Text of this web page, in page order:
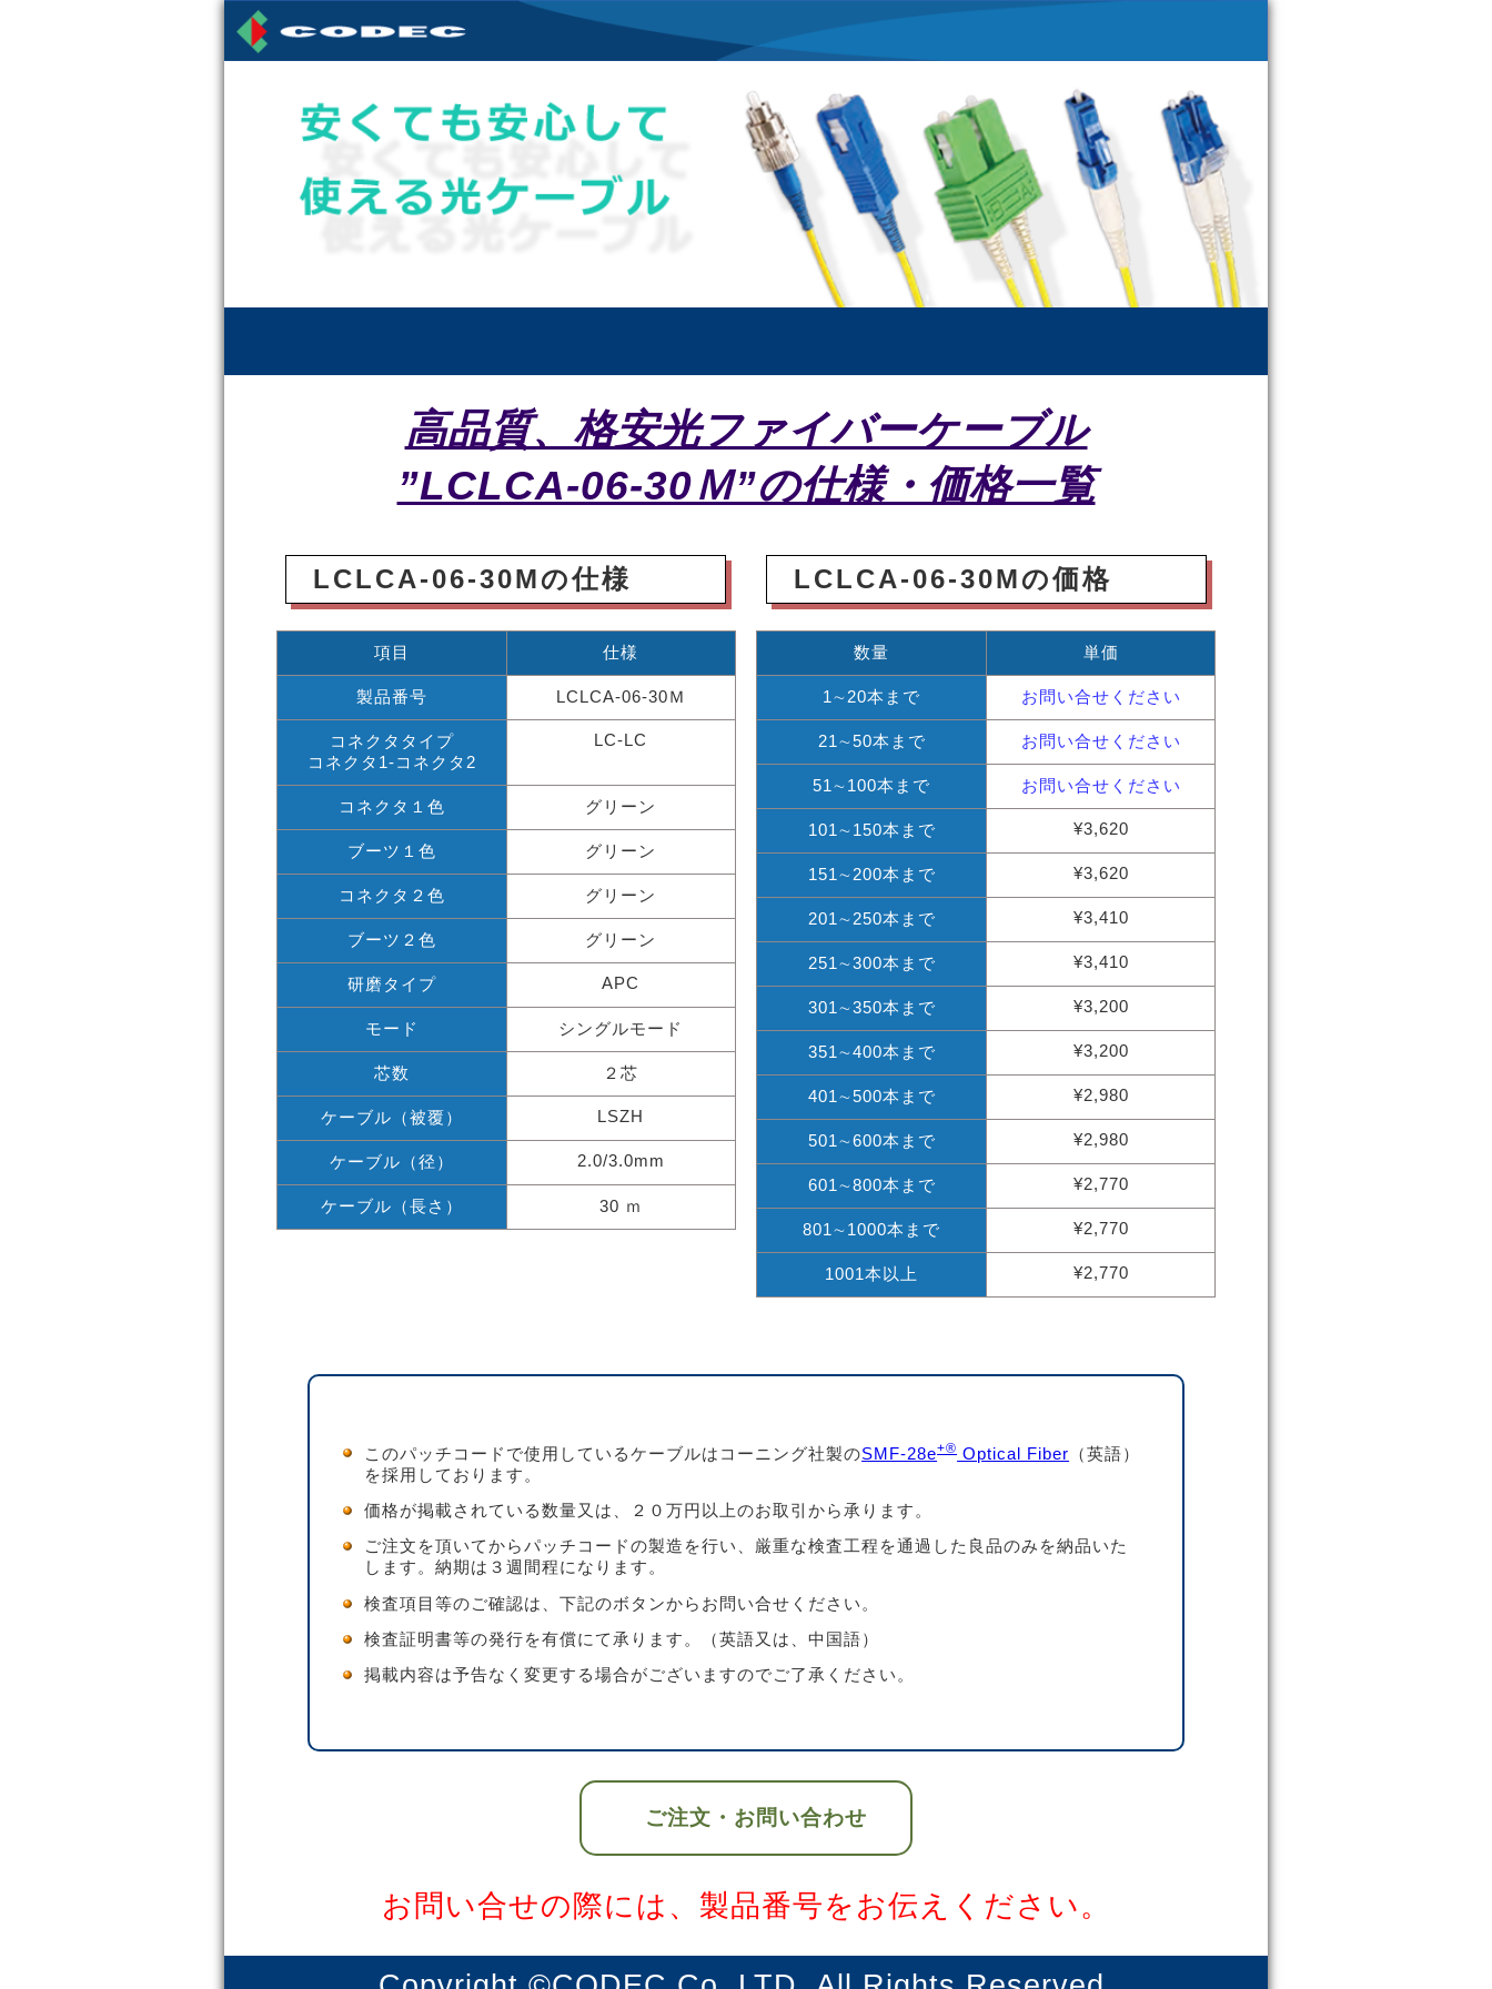
高品質、格安光ファイバーケーブル
”LCLCA-06-30Ｍ”の仕様・価格一覧
LCLCA-06-30Mの仕様
項目 仕様
製品番号 LCLCA-06-30Ｍ
コネクタタイプ
コネクタ1-コネクタ2
LC-LC
コネクタ１色 グリーン
ブーツ１色 グリーン
コネクタ２色 グリーン
ブーツ２色 グリーン
研磨タイプ APC
モード シングルモード
芯数 ２芯
ケーブル（被覆） LSZH
ケーブル（径） 2.0/3.0mm
ケーブル（長さ） 30 ｍ
LCLCA-06-30Mの価格
数量 単価
1∼20本まで お問い合せください
21∼50本まで お問い合せください
51∼100本まで お問い合せください
101∼150本まで ¥3,620
151∼200本まで ¥3,620
201∼250本まで ¥3,410
251∼300本まで ¥3,410
301∼350本まで ¥3,200
351∼400本まで ¥3,200
401∼500本まで ¥2,980
501∼600本まで ¥2,980
601∼800本まで ¥2,770
801∼1000本まで ¥2,770
1001本以上 ¥2,770
このパッチコードで使用しているケーブルはコーニング社製のSMF-28e+® Optical Fiber （英語）
を採用しております。
価格が掲載されている数量又は、２０万円以上のお取引から承ります。
ご注文を頂いてからパッチコードの製造を行い、厳重な検査工程を通過した良品のみを納品いた
します。納期は３週間程になります。
検査項目等のご確認は、下記のボタンからお問い合せください。
検査証明書等の発行を有償にて承ります。（英語又は、中国語）
掲載内容は予告なく変更する場合がございますのでご了承ください。
ご注文・お問い合わせ
お問い合せの際には、製品番号をお伝えください。